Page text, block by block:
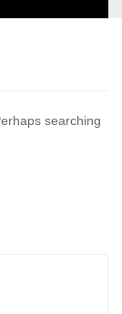
searching